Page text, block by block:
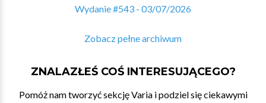
Wydanie #543 - 03/07/2026
Zobacz pełne archiwum
ZNALAZŁEŚ COŚ INTERESUJĄCEGO?
Pomóż nam tworzyć sekcję Varia i podziel się ciekawymi